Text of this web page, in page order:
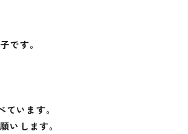
です。
います。
いします。